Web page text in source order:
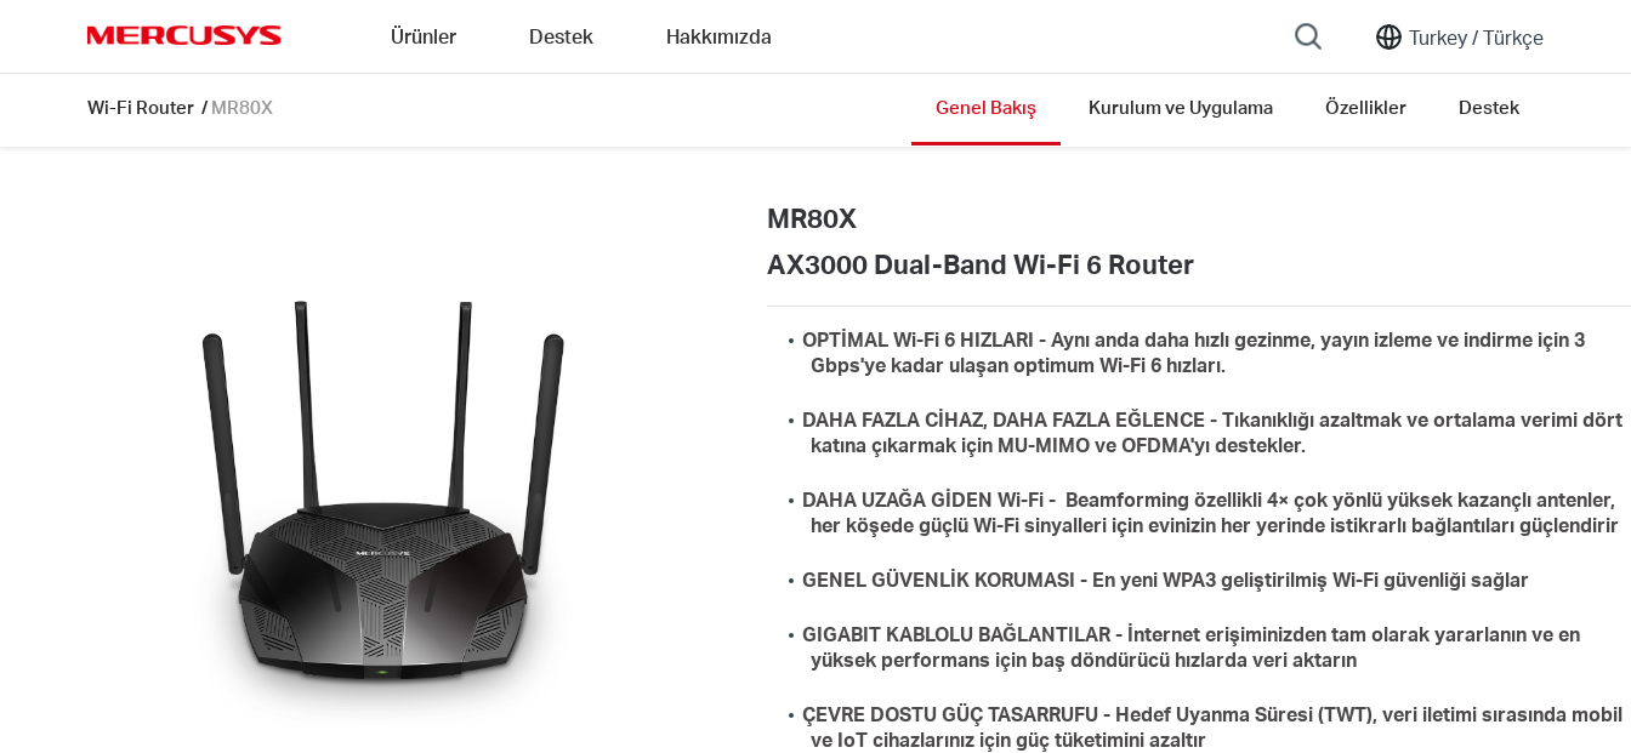
Turkey /Türkçe
Ürünler Destek Hakkımızda
Wi-Fi Router / MR80X Genel Bakış Kurulum ve Uygulama Özellikler Destek
MR80X
AX3000 Dual-Band Wi-Fi 6 Router
OPTİMAL Wi-Fi 6 HIZLARI - Aynı anda daha hızlı gezinme, yayın izleme ve indirme için 3
Gbps'ye kadar ulaşan optimum Wi-Fi 6 hızları.
DAHA FAZLA CİHAZ, DAHA FAZLA EĞLENCE - Tıkanıklığı azaltmak ve ortalama verimi dört
katına çıkarmak için MU-MIMO ve OFDMA'yı destekler.
DAHA UZAĞA GİDEN Wi-Fi - Beamforming özellikli 4× çok yönlü yüksek kazançlı antenler,
her köşede güçlü Wi-Fi sinyalleri için evinizin her yerinde istikrarlı bağlantıları güçlendirir
GENEL GÜVENLİK KORUMASI - En yeni WPA3 geliştirilmiş Wi-Fi güvenliği sağlar
GIGABIT KABLOLU BAĞLANTILAR - İnternet erişiminizden tam olarak yararlanın ve en
yüksek performans için baş döndürücü hızlarda veri aktarın
ÇEVRE DOSTU GÜÇ TASARRUFU - Hedef Uyanma Süresi (TWT), veri iletimi sırasında mobil
ve IoT cihazlarınız için güç tüketimini azaltır